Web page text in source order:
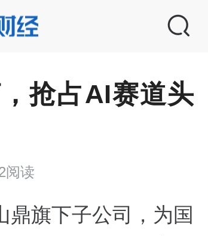
抢占AI赛道头
阅读
鼎旗下子公司，为国